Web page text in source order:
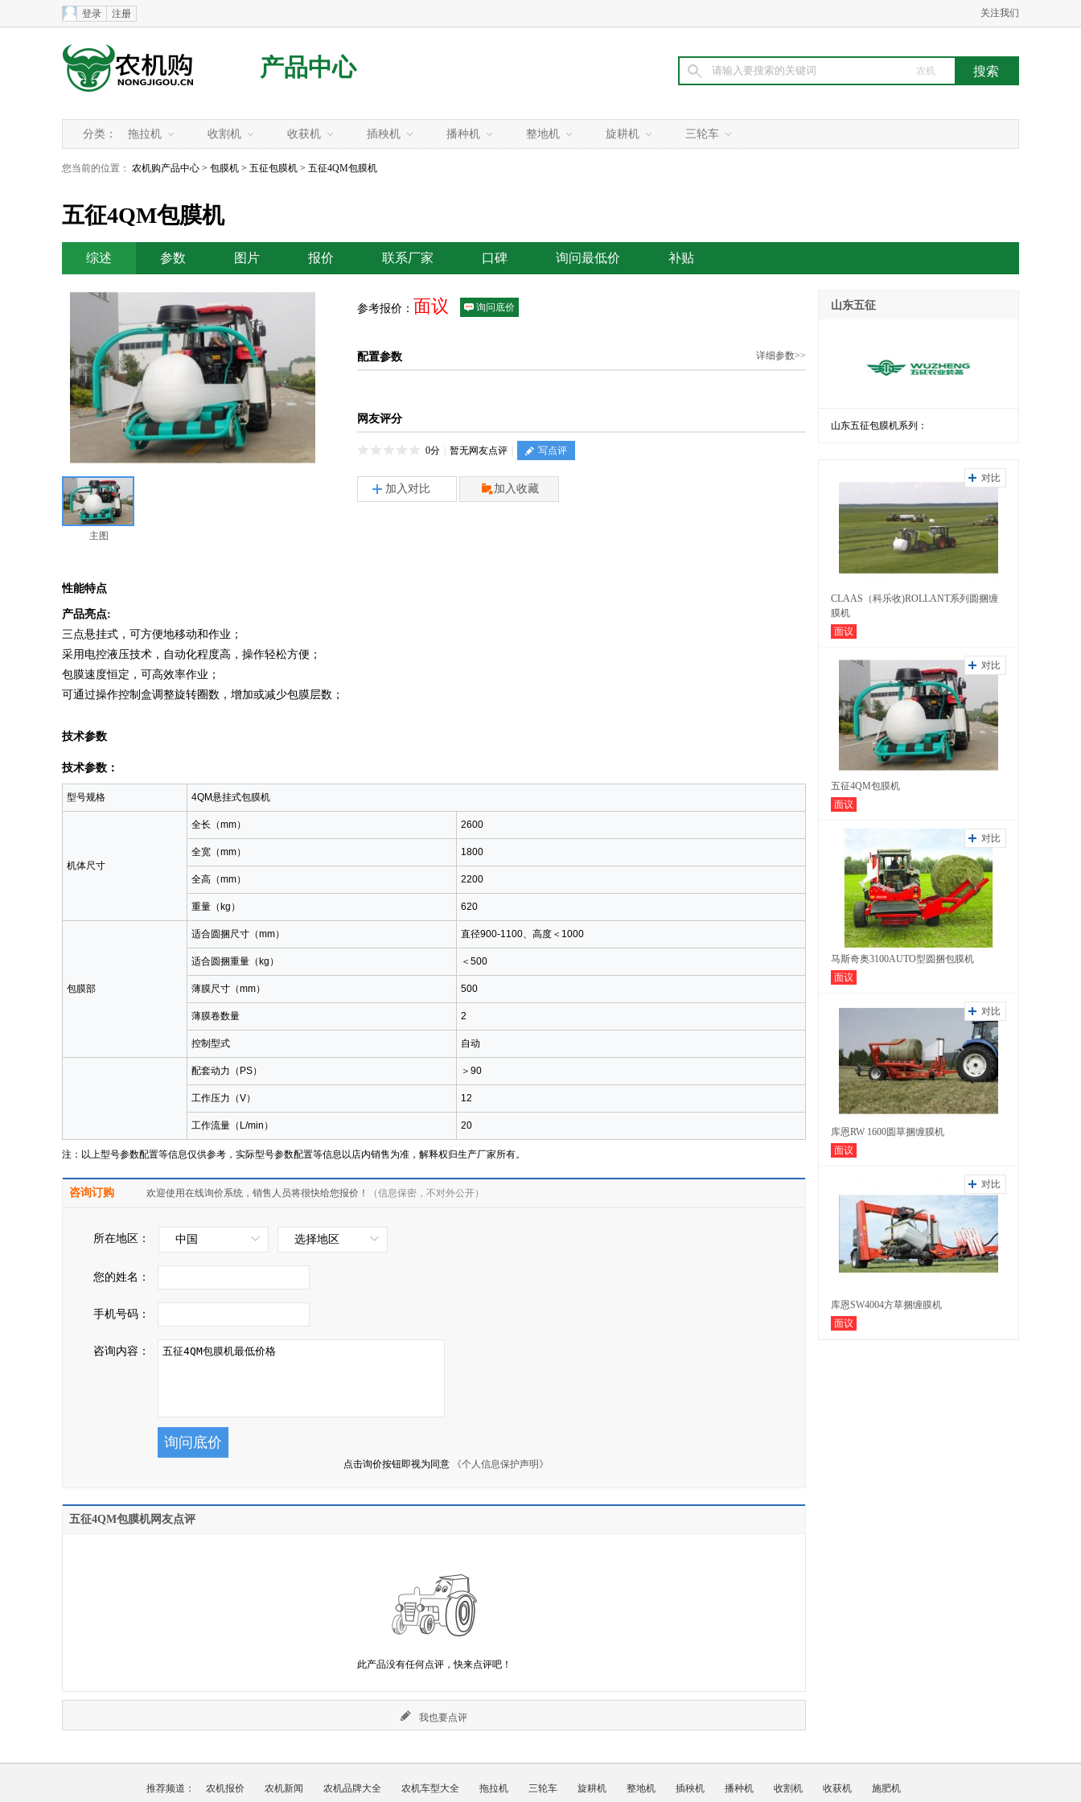
登录 注册 关注我们
产品中心 农机
分类： 拖拉机 收割机 收获机 插秧机 播种机 整地机 旋耕机 三轮车
您当前的位置： 农机购产品中心 > 包膜机 > 五征包膜机 > 五征4QM包膜机
五征4QM包膜机
综述 参数 图片 报价 联系厂家 口碑 询问最低价 补贴
主图
参考报价： 面议 询问底价
详细参数>>
配置参数
网友评分
0分 暂无网友点评 写点评
加入对比 加入收藏
性能特点
产品亮点:
三点悬挂式，可方便地移动和作业；
采用电控液压技术，自动化程度高，操作轻松方便；
包膜速度恒定，可高效率作业；
可通过操作控制盒调整旋转圈数，增加或减少包膜层数；
技术参数
技术参数：
型号规格 4QM悬挂式包膜机
机体尺寸
全长（mm） 2600
全宽（mm） 1800
全高（mm） 2200
重量（kg） 620
包膜部
适合圆捆尺寸（mm） 直径900-1100、高度＜1000
适合圆捆重量（kg） ＜500
薄膜尺寸（mm） 500
薄膜卷数量 2
控制型式 自动
配套动力（PS） ＞90
工作压力（V） 12
工作流量（L/min） 20
注：以上型号参数配置等信息仅供参考，实际型号参数配置等信息以店内销售为准，解释权归生产厂家所有。
咨询订购 欢迎使用在线询价系统，销售人员将很快给您报价！ （信息保密，不对外公开）
所在地区： 中国 选择地区
您的姓名：
手机号码：
咨询内容：
点击询价按钮即视为同意 《个人信息保护声明》
五征4QM包膜机网友点评
此产品没有任何点评，快来点评吧！
我也要点评
山东五征
山东五征包膜机系列：
CLAAS（科乐收)ROLLANT系列圆捆缠
膜机
面议
对比
五征4QM包膜机
面议
对比
马斯奇奥3100AUTO型圆捆包膜机
面议
对比
库恩RW 1600圆草捆缠膜机
面议
对比
库恩SW4004方草捆缠膜机
面议
对比
推荐频道： 农机报价 农机新闻 农机品牌大全 农机车型大全 拖拉机 三轮车 旋耕机 整地机 插秧机 播种机 收割机 收获机 施肥机